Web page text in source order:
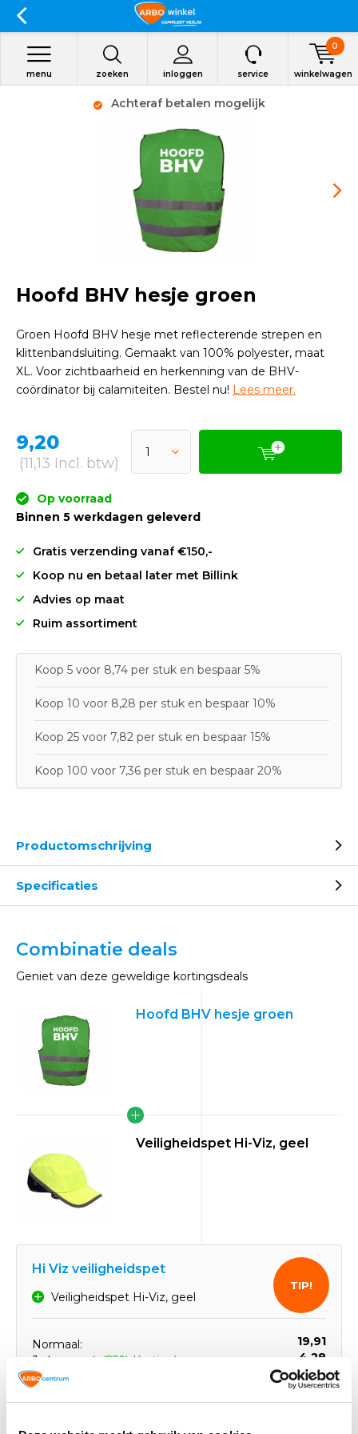
zoeken inloggen
menu service winkelwagen
0
Achteraf betalen mogelijk
Hoofd BHV hesje groen
Groen Hoofd BHV hesje met reflecterende strepen en
klittenbandsluiting. Gemaakt van 100% polyester, maat
XL. Voor zichtbaarheid en herkenning van de BHV-
coördinator bij calamiteiten. Bestel nu! Lees meer.
9,20
(11,13 Incl. btw)
Op voorraad
Binnen 5 werkdagen geleverd
Gratis verzending vanaf €150,-
Koop nu en betaal later met Billink
Advies op maat
Ruim assortiment
Koop 5 voor 8,74 per stuk en bespaar 5%
Koop 10 voor 8,28 per stuk en bespaar 10%
Koop 25 voor 7,82 per stuk en bespaar 15%
Koop 100 voor 7,36 per stuk en bespaar 20%
Productomschrijving
Specificaties
Combinatie deals
Geniet van deze geweldige kortingsdeals
Hoofd BHV hesje groen
Veiligheidspet Hi-Viz, geel
Hi Viz veiligheidspet
Veiligheidspet Hi-Viz, geel
Normaal:
19,91
Je bespaart:
(22% Korting) 4,28
Totaalbedrag: 15,63
TIP!